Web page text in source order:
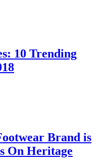
10 Trending
Brand is
On Heritage